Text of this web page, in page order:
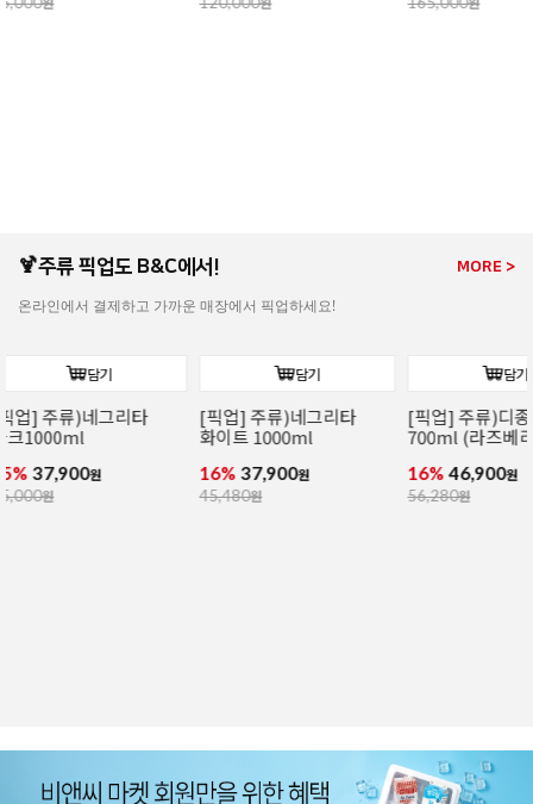
🍹주류 픽업도 B&C에서! MORE >
온라인에서 결제하고 가까운 매장에서 픽업하세요!
담기
[픽업] 주류)디종 산딸기
700ml (라즈베리)
16% 46,900
56,280
담기
[픽업] 주류)꼬인트루
(코인트로) 700ml
16% 41,900
49,900
[픽업] 주류)
1000ml
16% 86,900
104,280